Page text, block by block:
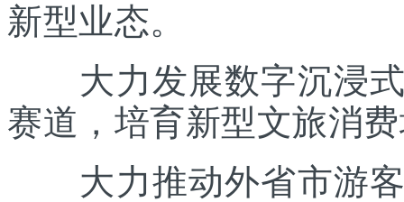
新型业态。
大力发展数字沉浸式
赛道，培育新型文旅消
大力推动外省市游客